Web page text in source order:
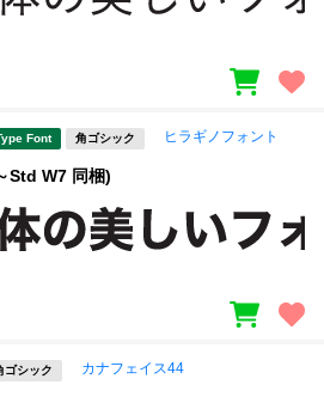
Font 角ゴシック ヒラギノフォント
Std W7 同梱)
ゴシック カナフェイス44